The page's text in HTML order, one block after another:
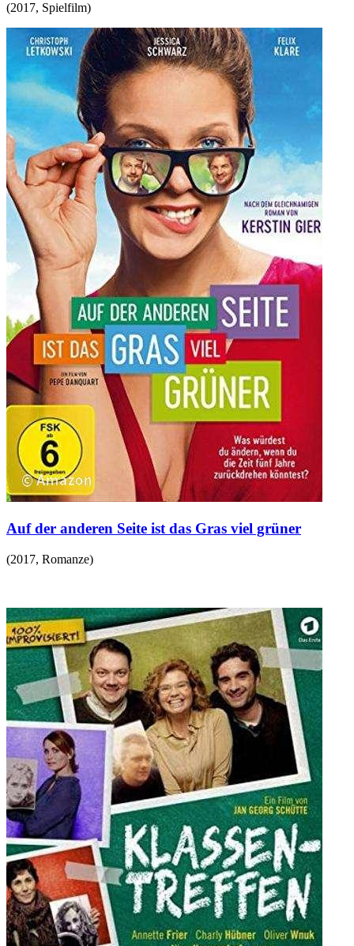
(2017, Spielfilm)
Auf der anderen Seite ist das Gras viel grüner
(2017, Romanze)